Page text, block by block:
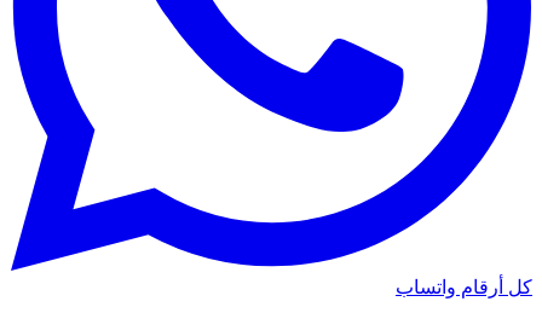
كل أرقام واتساب